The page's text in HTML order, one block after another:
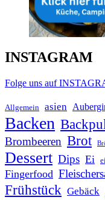
INSTAGRAM
Folge uns auf
Allgemein asien
Backen
Brombeeren Brot
Dessert Dips Ei
Fingerfood
Frühstück Gebäck